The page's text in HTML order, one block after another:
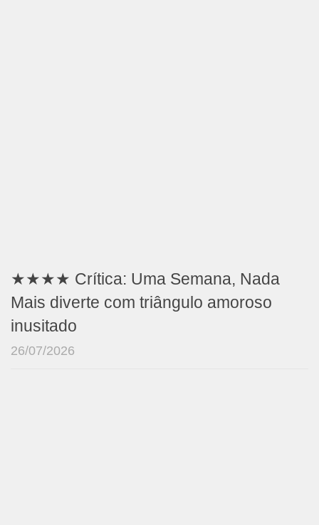
★★★★ Crítica: Uma Semana, Nada
Mais diverte com triângulo amoroso
inusitado
26/07/2026